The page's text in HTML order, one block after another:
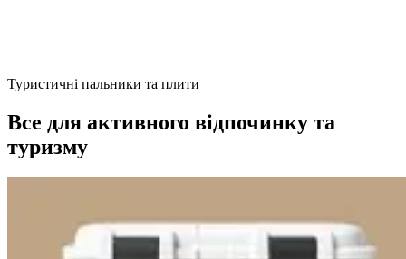
Туристичні пальники та плити
Все для активного відпочинку та
туризму